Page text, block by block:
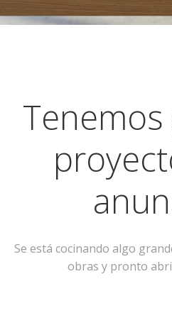
Se está cocinando algo
obras y pronto